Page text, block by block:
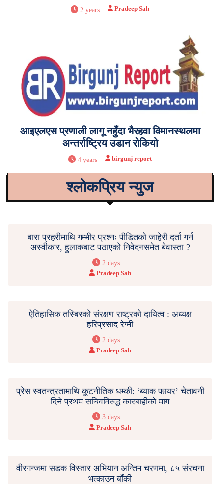
2 years Pradeep Sah
आइएलएस प्रणाली लागू नहुँदा भैरहवा विमानस्थलमा
अन्तर्राष्ट्रिय उडान रोकियो
4 years birgunj report
श्लोकप्रिय न्युज
बारा प्रहरीमाथि गम्भीर प्रश्नः पीडितको जाहेरी दर्ता गर्न
अस्वीकार, हुलाकबाट पठाएको निवेदनसमेत बेवास्ता ?
2 days
Pradeep Sah
ऐतिहासिक तस्बिरको संरक्षण राष्ट्रको दायित्व : अध्यक्ष
हरिप्रसाद रेग्मी
2 days
Pradeep Sah
प्रेस स्वतन्त्रतामाथि कूटनीतिक धम्की: ‘ब्याक फायर’ चेतावनी
दिने प्रथम सचिवविरुद्ध कारबाहीको माग
3 days
Pradeep Sah
वीरगन्जमा सडक विस्तार अभियान अन्तिम चरणमा, ८५ संरचना
भत्काउन बाँकी